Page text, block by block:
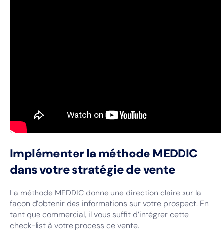
Implémenter la méthode MEDDIC
dans votre stratégie de vente
La méthode MEDDIC donne une direction claire sur la
façon d’obtenir des informations sur votre prospect. En
tant que commercial, il vous suffit d’intégrer cette
check-list à votre process de vente.